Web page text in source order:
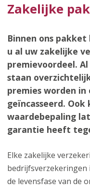
Zakelijke
Binnen ons
u al uw zakelijke
premievoordeel.
staan
premies worden
geïncasseerd.
waardebepaling
garantie heeft
Elke zakelijke
bedrijfsverzekeringen
de levensfase van de